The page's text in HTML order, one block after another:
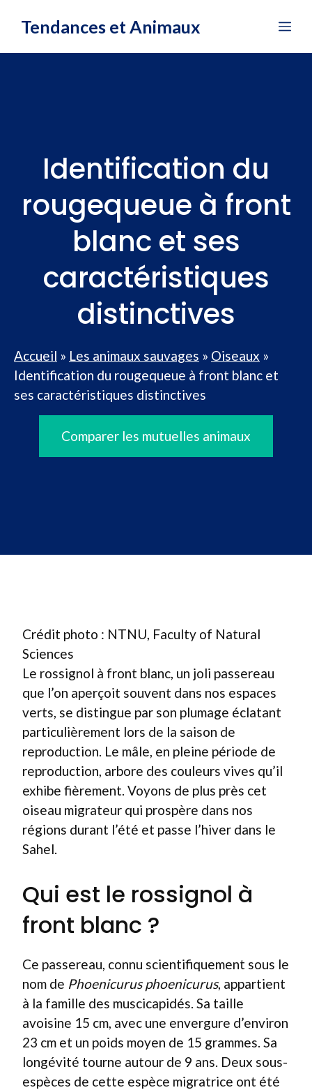
Tendances et Animaux
Identification du
rougequeue à front
blanc et ses
caractéristiques
distinctives
Accueil » Les animaux sauvages » Oiseaux »
Identification du rougequeue à front blanc et
ses caractéristiques distinctives
Comparer les mutuelles animaux
Crédit photo : NTNU, Faculty of Natural
Sciences
Le rossignol à front blanc, un joli passereau
que l’on aperçoit souvent dans nos espaces
verts, se distingue par son plumage éclatant
particulièrement lors de la saison de
reproduction. Le mâle, en pleine période de
reproduction, arbore des couleurs vives qu’il
exhibe fièrement. Voyons de plus près cet
oiseau migrateur qui prospère dans nos
régions durant l’été et passe l’hiver dans le
Sahel.
Qui est le rossignol à
front blanc ?
Ce passereau, connu scientifiquement sous le
nom de Phoenicurus phoenicurus, appartient
à la famille des muscicapidés. Sa taille
avoisine 15 cm, avec une envergure d’environ
23 cm et un poids moyen de 15 grammes. Sa
longévité tourne autour de 9 ans. Deux sous-
espèces de cette espèce migratrice ont été